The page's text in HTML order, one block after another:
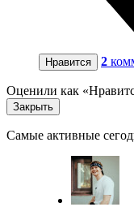
Нравится 2
Оценили как
Закрыть
Самые активные